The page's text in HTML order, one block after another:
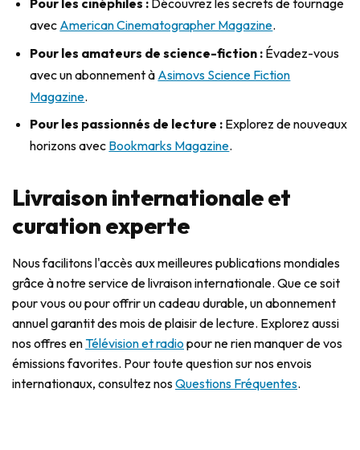
Pour les cinéphiles : Découvrez les secrets de tournage
avec American Cinematographer Magazine.
Pour les amateurs de science-fiction : Évadez-vous
avec un abonnement à Asimovs Science Fiction
Magazine.
Pour les passionnés de lecture : Explorez de nouveaux
horizons avec Bookmarks Magazine.
Livraison internationale et
curation experte
Nous facilitons l'accès aux meilleures publications mondiales
grâce à notre service de livraison internationale. Que ce soit
pour vous ou pour offrir un cadeau durable, un abonnement
annuel garantit des mois de plaisir de lecture. Explorez aussi
nos offres enTélévision et radio pour ne rien manquer de vos
émissions favorites. Pour toute question sur nos envois
internationaux, consultez nosQuestions Fréquentes.